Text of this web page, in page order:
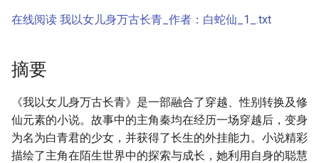
在线阅读 我以女儿身万古长青_作者：白蛇仙_1_.txt
摘要
《我以女儿身万古长青》是一部融合了穿越、性别转换及修
仙元素的小说。故事中的主角秦均在经历一场穿越后，变身
为名为白青君的少女，并获得了长生的外挂能力。小说精彩
描绘了主角在陌生世界中的探索与成长，她利用自身的聪慧